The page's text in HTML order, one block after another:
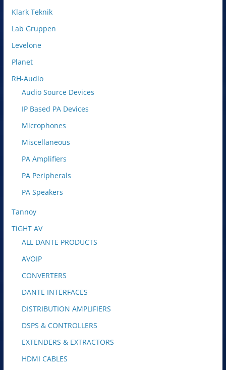
Klark Teknik
Lab Gruppen
Levelone
Planet
RH-Audio
Audio Source Devices
IP Based PA Devices
Microphones
Miscellaneous
PA Amplifiers
PA Peripherals
PA Speakers
Tannoy
TiGHT AV
ALL DANTE PRODUCTS
AVOIP
CONVERTERS
DANTE INTERFACES
DISTRIBUTION AMPLIFIERS
DSPS & CONTROLLERS
EXTENDERS & EXTRACTORS
HDMI CABLES